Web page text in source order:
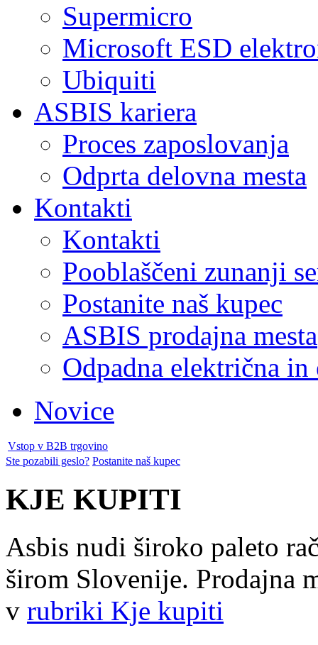
Supermicro
Microsoft ESD
Ubiquiti
ASBIS kariera
Proces zaposlovanja
Odprta delovna mesta
Kontakti
Kontakti
Pooblaščeni zunanji
Postanite naš kupec
ASBIS prodajna mesta
Odpadna električna
Novice
Vstop v B2B trgovino
Ste pozabili geslo? Postanite naš kupec
KJE KUPITI
Asbis nudi široko paleto
širom Slovenije. Prodajna
v rubriki Kje kupiti